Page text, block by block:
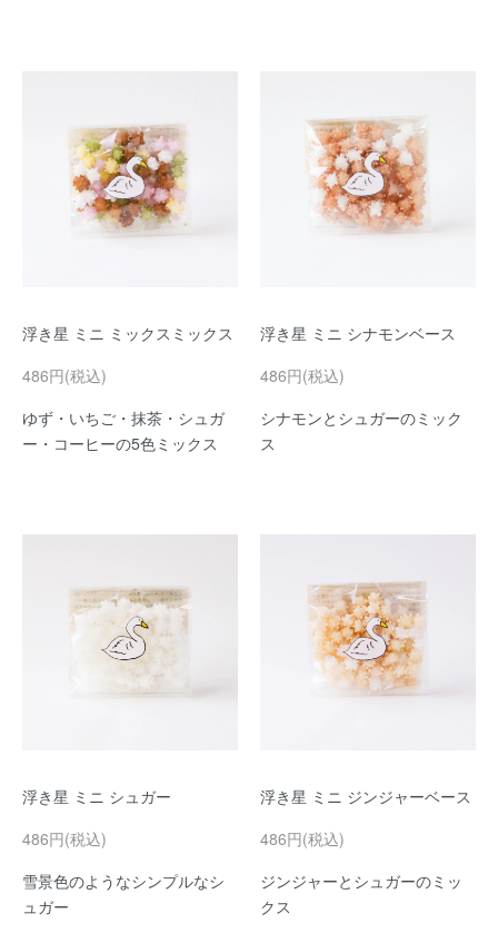
浮き星 ミニ ミックスミックス
486円(税込)
ゆず・いちご・抹茶・シュガ
ー・コーヒーの5色ミックス
浮き星 ミニ シナモンベース
486円(税込)
シナモンとシュガーのミック
ス
浮き星 ミニ シュガー
486円(税込)
雪景色のようなシンプルなシ
ュガー
浮き星 ミニ ジンジャーベース
486円(税込)
ジンジャーとシュガーのミッ
クス